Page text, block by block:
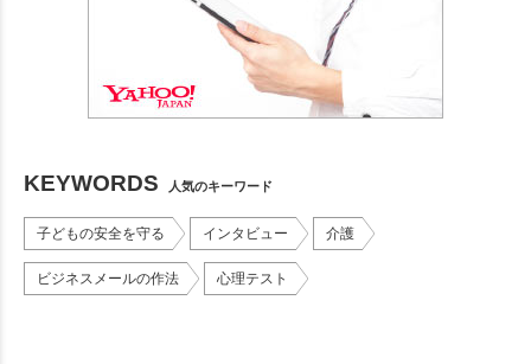
KEYWORDS 人気のキーワード
子どもの安全を守る インタビュー 介護
ビジネスメールの作法 心理テスト